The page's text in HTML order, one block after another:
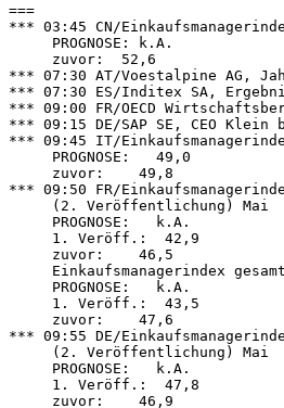
===
*** 03:45 CN/
     PROGNOSE: k.A.
     zuvor:  52,6
*** 07:30 AT/Voestalpine AG,
*** 07:30 ES/Inditex SA,
*** 09:00 FR/OECD
*** 09:15 DE/SAP SE, CEO Klein
*** 09:45 IT/
     PROGNOSE:   49,0
     zuvor:    49,8
*** 09:50 FR/
     (2. Veröffentlichung) Mai
     PROGNOSE:   k.A.
     1. Veröff.:  42,9
     zuvor:    46,5
Einkaufsmanagerindex
     PROGNOSE:   k.A.
     1. Veröff.:  43,5
     zuvor:    47,6
*** 09:55 DE/
     (2. Veröffentlichung) Mai
     PROGNOSE:   k.A.
     1. Veröff.:  47,8
     zuvor:    46,9